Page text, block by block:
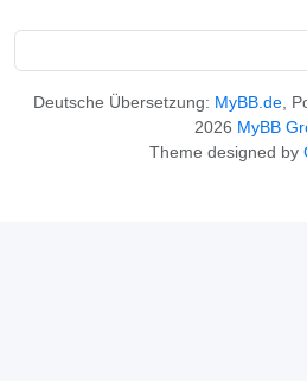
Deutsche Übersetzung: MyBB.de,
2026 MyBB
Theme designed by